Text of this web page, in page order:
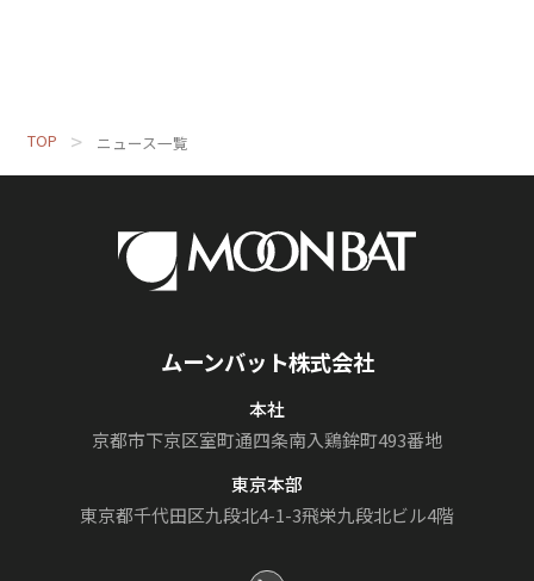
TOP ニュース一覧
ムーンバット株式会社
本社
京都市下京区室町通四条南入鶏鉾町493番地
東京本部
東京都千代田区九段北4-1-3飛栄九段北ビル4階